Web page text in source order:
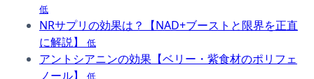
低
NRサプリの効果は？【NAD+ブーストと限界を正直
に解説】
低
アントシアニンの効果【ベリー・紫食材のポリフェ
ノール】
低